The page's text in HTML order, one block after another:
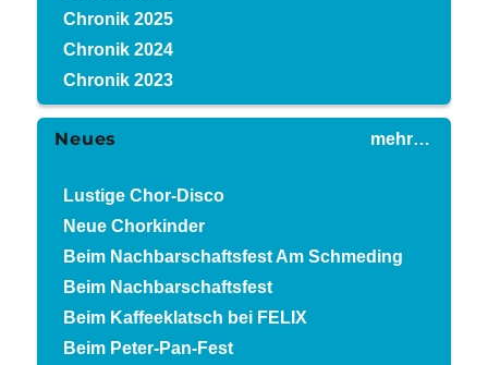
Chronik 2025
Chronik 2024
Chronik 2023
mehr…
Neues
Lustige Chor-Disco
Neue Chorkinder
Beim Nachbarschaftsfest Am Schmeding
Beim Nachbarschaftsfest
Beim Kaffeeklatsch bei FELIX
Beim Peter-Pan-Fest